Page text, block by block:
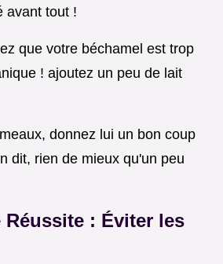
avant tout !
que votre béchamel est trop
! ajoutez un peu de lait
donnez lui un bon coup
dit, rien de mieux qu'un peu
Réussite : Éviter les